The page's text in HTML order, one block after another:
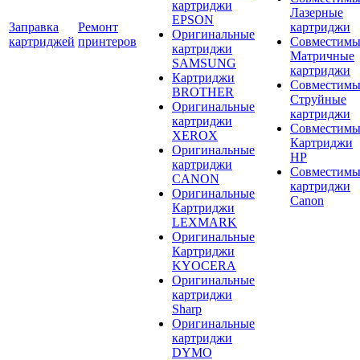
Заправка
картриджей
Ремонт
принтеров
картриджи
EPSON
Оригинальные
картриджи
SAMSUNG
Картриджи
BROTHER
Оригинальные
картриджи
XEROX
Оригинальные
картриджи
CANON
Оригинальные
Картриджи
LEXMARK
Оригинальные
Картриджи
KYOCERA
Оригинальные
картриджи
Sharp
Оригинальные
картриджи
DYMO
Лазерные
картриджи
Матричные
картриджи
Струйные
картриджи
Картриджи
HP
картриджи
Canon